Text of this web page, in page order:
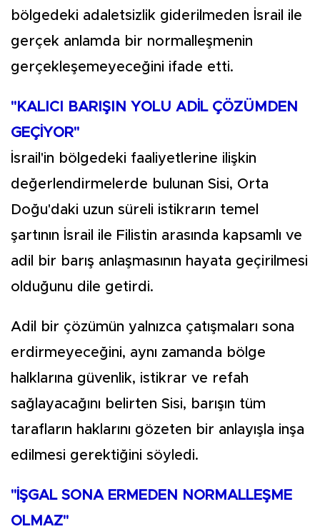
bölgedeki adaletsizlik giderilmeden İsrail ile
gerçek anlamda bir normalleşmenin
gerçekleşemeyeceğini ifade etti.
"KALICI BARIŞIN YOLU ADİL ÇÖZÜMDEN
GEÇİYOR"
İsrail'in bölgedeki faaliyetlerine ilişkin
değerlendirmelerde bulunan Sisi, Orta
Doğu'daki uzun süreli istikrarın temel
şartının İsrail ile Filistin arasında kapsamlı ve
adil bir barış anlaşmasının hayata geçirilmesi
olduğunu dile getirdi.
Adil bir çözümün yalnızca çatışmaları sona
erdirmeyeceğini, aynı zamanda bölge
halklarına güvenlik, istikrar ve refah
sağlayacağını belirten Sisi, barışın tüm
tarafların haklarını gözeten bir anlayışla inşa
edilmesi gerektiğini söyledi.
"İŞGAL SONA ERMEDEN NORMALLEŞME
OLMAZ"